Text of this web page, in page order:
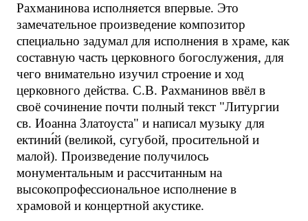
Рахманинова исполняется впервые. Это
замечательное произведение композитор
специально задумал для исполнения в храме, как
составную часть церковного богослужения, для
чего внимательно изучил строение и ход
церковного действа. С.В. Рахманинов ввёл в
своё сочинение почти полный текст "Литургии
св. Иоанна Златоуста" и написал музыку для
ектини́й (великой, сугубой, просительной и
малой). Произведение получилось
монументальным и рассчитанным на
высокопрофессиональное исполнение в
храмовой и концертной акустике.